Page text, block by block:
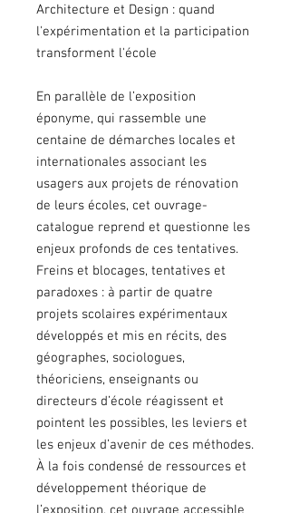
Architecture et Design : quand
l'expérimentation et la participation
transforment l'école
En parallèle de l’exposition
éponyme, qui rassemble une
centaine de démarches locales et
internationales associant les
usagers aux projets de rénovation
de leurs écoles, cet ouvrage-
catalogue reprend et questionne les
enjeux profonds de ces tentatives.
Freins et blocages, tentatives et
paradoxes : à partir de quatre
projets scolaires expérimentaux
développés et mis en récits, des
géographes, sociologues,
théoriciens, enseignants ou
directeurs d’école réagissent et
pointent les possibles, les leviers et
les enjeux d’avenir de ces méthodes.
À la fois condensé de ressources et
développement théorique de